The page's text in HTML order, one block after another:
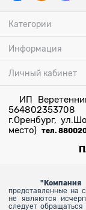
Категории
Информация
Личный кабинет
ИП
г.Оренбург,
место) тел.
" Компания
представленные на
не являются
следует